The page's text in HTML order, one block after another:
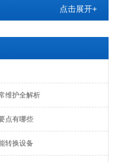
点击展开+
维护全解析
点有哪些
转换设备